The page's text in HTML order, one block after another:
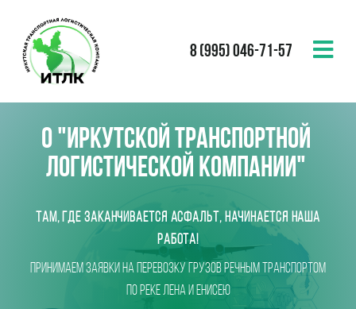
8 (995) 046-71-57
О "Иркутской Транспортной
Логистической компании"
Там, где заканчивается асфальт, начинается наша
работа!
Принимаем заявки на Перевозку грузов речным транспортом
по реке Лена и Енисею